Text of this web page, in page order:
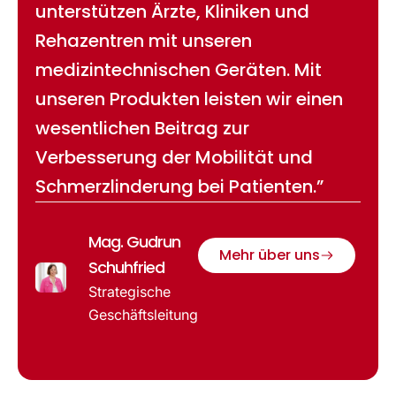
unterstützen Ärzte, Kliniken und
Rehazentren mit unseren
medizintechnischen Geräten. Mit
unseren Produkten leisten wir einen
wesentlichen Beitrag zur
Verbesserung der Mobilität und
Schmerzlinderung bei Patienten.”
Mag. Gudrun
Schuhfried
Strategische
Geschäftsleitung
Mehr über uns